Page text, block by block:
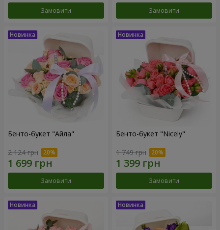
Замовити Замовити
Бенто-букет "Айла"
2 124 грн
Замовити
Бенто-букет "Nicely"
1 749 грн
Замовити